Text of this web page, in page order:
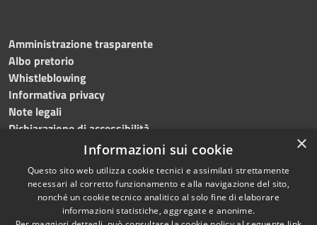
Amministrazione trasparente
Albo pretorio
Whistleblowing
Informativa privacy
Note legali
Dichiarazione di accessibilità
Accessibilità
Copyright © 2024Comune
di Brembate di Sopra
×
Informazioni sui cookie
Questo sito web utilizza cookie tecnici e assimilati strettamente
necessari al corretto funzionamento e alla navigazione del sito,
nonché un cookie tecnico analitico al solo fine di elaborare
informazioni statistiche, aggregate e anonime.